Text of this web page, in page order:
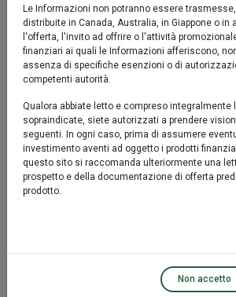
6 mesi -0,23%
Performance
Comparto
1 anno* 0,68%
3 anni* 7,19%
Le Informazioni non potranno essere
distribuite in Canada, Australia, in Giappone o in
l'offerta, l'invito ad offrire o l'attività
finanziari ai quali le Informazioni afferiscono,
assenza di specifiche esenzioni o di
competenti autorità.
Qualora abbiate letto e compreso integralmente
sopraindicate, siete autorizzati a prendere
seguenti. In ogni caso, prima di assumere
investimento aventi ad oggetto i prodotti
questo sito si raccomanda ulteriormente una
prospetto e della documentazione di offerta
prodotto.
Non accetto